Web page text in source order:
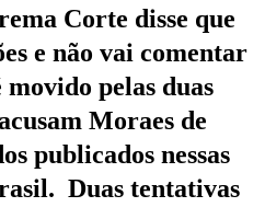
Corte disse que
e não vai comentar
movido pelas duas
Moraes de
publicados nessas
Duas tentativas